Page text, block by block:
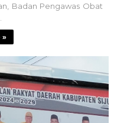
Badan Pengawas Obat
»